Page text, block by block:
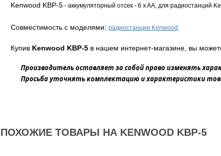
Kenwood KBP-5 - аккумуляторный отсек - 6 x AA, для радиостанций
Совместимость с моделями: радиостанции Kenwood
Купив Kenwood KBP-5 в нашем интернет-магазине, вы
Производитель оставляет за собой право изменять
Просьба уточнять комплектацию и характеристики
ПОХОЖИЕ ТОВАРЫ НА KENWOOD KBP-5